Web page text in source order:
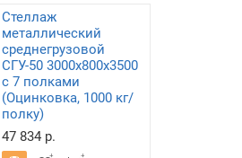
Стеллаж
металлический
среднегрузовой
СГУ-50 3000х800х3500
с 7 полками
(Оцинковка, 1000 кг/
полку)
47 834 р.